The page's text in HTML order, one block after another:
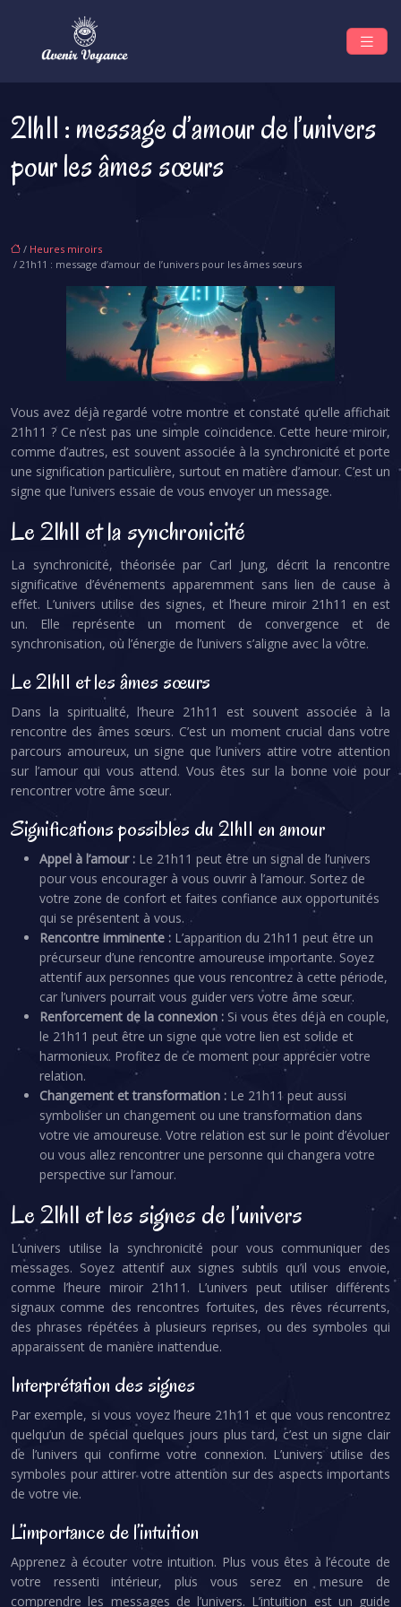
21h11 : message d’amour de l’univers
pour les âmes sœurs
/ Heures miroirs
/ 21h11 : message d’amour de l’univers pour les âmes sœurs
Vous avez déjà regardé votre montre et constaté qu’elle affichait
21h11 ? Ce n’est pas une simple coïncidence. Cette heure miroir,
comme d’autres, est souvent associée à la synchronicité et porte
une signification particulière, surtout en matière d’amour. C’est un
signe que l’univers essaie de vous envoyer un message.
Le 21h11 et la synchronicité
La synchronicité, théorisée par Carl Jung, décrit la rencontre
significative d’événements apparemment sans lien de cause à
effet. L’univers utilise des signes, et l’heure miroir 21h11 en est
un. Elle représente un moment de convergence et de
synchronisation, où l’énergie de l’univers s’aligne avec la vôtre.
Le 21h11 et les âmes sœurs
Dans la spiritualité, l’heure 21h11 est souvent associée à la
rencontre des âmes sœurs. C’est un moment crucial dans votre
parcours amoureux, un signe que l’univers attire votre attention
sur l’amour qui vous attend. Vous êtes sur la bonne voie pour
rencontrer votre âme sœur.
Significations possibles du 21h11 en amour
Appel à l’amour : Le 21h11 peut être un signal de l’univers
pour vous encourager à vous ouvrir à l’amour. Sortez de
votre zone de confort et faites confiance aux opportunités
qui se présentent à vous.
Rencontre imminente : L’apparition du 21h11 peut être un
précurseur d’une rencontre amoureuse importante. Soyez
attentif aux personnes que vous rencontrez à cette période,
car l’univers pourrait vous guider vers votre âme sœur.
Renforcement de la connexion : Si vous êtes déjà en couple,
le 21h11 peut être un signe que votre lien est solide et
harmonieux. Profitez de ce moment pour apprécier votre
relation.
Changement et transformation : Le 21h11 peut aussi
symboliser un changement ou une transformation dans
votre vie amoureuse. Votre relation est sur le point d’évoluer
ou vous allez rencontrer une personne qui changera votre
perspective sur l’amour.
Le 21h11 et les signes de l’univers
L’univers utilise la synchronicité pour vous communiquer des
messages. Soyez attentif aux signes subtils qu’il vous envoie,
comme l’heure miroir 21h11. L’univers peut utiliser différents
signaux comme des rencontres fortuites, des rêves récurrents,
des phrases répétées à plusieurs reprises, ou des symboles qui
apparaissent de manière inattendue.
Interprétation des signes
Par exemple, si vous voyez l’heure 21h11 et que vous rencontrez
quelqu’un de spécial quelques jours plus tard, c’est un signe clair
de l’univers qui confirme votre connexion. L’univers utilise des
symboles pour attirer votre attention sur des aspects importants
de votre vie.
L’importance de l’intuition
Apprenez à écouter votre intuition. Plus vous êtes à l’écoute de
votre ressenti intérieur, plus vous serez en mesure de
comprendre les messages de l’univers. L’intuition est un guide